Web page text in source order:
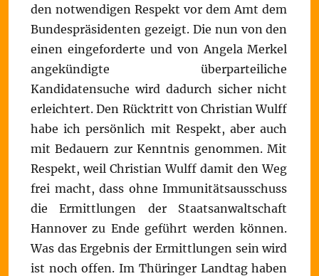
den notwendigen Respekt vor dem Amt dem
Bundespräsidenten gezeigt. Die nun von den
einen eingeforderte und von Angela Merkel
angekündigte überparteiliche
Kandidatensuche wird dadurch sicher nicht
erleichtert. Den Rücktritt von Christian Wulff
habe ich persönlich mit Respekt, aber auch
mit Bedauern zur Kenntnis genommen. Mit
Respekt, weil Christian Wulff damit den Weg
frei macht, dass ohne Immunitätsausschuss
die Ermittlungen der Staatsanwaltschaft
Hannover zu Ende geführt werden können.
Was das Ergebnis der Ermittlungen sein wird
ist noch offen. Im Thüringer Landtag haben